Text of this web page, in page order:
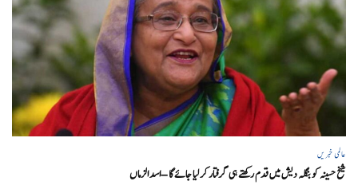
عالمی خبریں
شیخ حسینہ کو بنگلہ دیش میں قدم رکھتے ہی گرفتار کر لیا جائے گا – اسد الزماں